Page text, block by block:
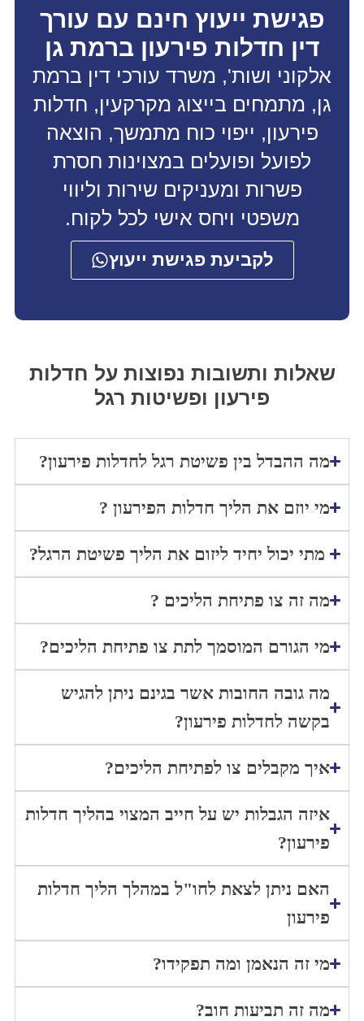
פגישת ייעוץ חינם עם עורך
דין חדלות פירעון ברמת גן
אלקוני ושות', משרד עורכי דין ברמת
גן, מתמחים בייצוג מקרקעין, חדלות
פירעון, ייפוי כוח מתמשך, הוצאה
לפועל ופועלים במצוינות חסרת
פשרות ומעניקים שירות וליווי
משפטי ויחס אישי לכל לקוח.
לקביעת פגישת ייעוץ
שאלות ותשובות נפוצות על חדלות
פירעון ופשיטות רגל
מה ההבדל בין פשיטת רגל לחדלות פירעון?
מי יוזם את הליך חדלות הפירעון ?
מתי יכול יחיד ליזום את הליך פשיטת הרגל?
מה זה צו פתיחת הליכים ?
מי הגורם המוסמך לתת צו פתיחת הליכים?
מה גובה החובות אשר בגינם ניתן להגיש
בקשה לחדלות פירעון?
איך מקבלים צו לפתיחת הליכים?
איזה הגבלות יש על חייב המצוי בהליך חדלות
פירעון?
האם ניתן לצאת לחו"ל במהלך הליך חדלות
פירעון
מי זה הנאמן ומה תפקידו?
מה זה תביעות חוב?